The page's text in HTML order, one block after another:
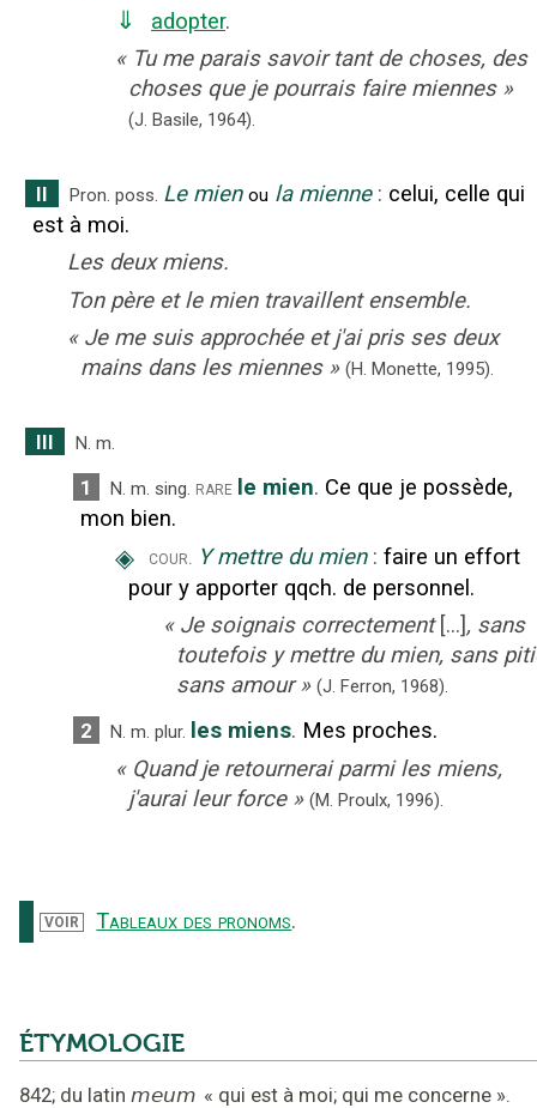
⇓ adopter.
« Tu me parais savoir tant de choses, des
choses que je pourrais faire miennes »
(J. Basile, 1964).
II Pron. poss. Le mien ou la mienne : celui, celle qui
est à moi.
Les deux miens.
Ton père et le mien travaillent ensemble.
« Je me suis approchée et j'ai pris ses deux
mains dans les miennes » (H. Monette, 1995).
III N. m.
1 N. m. sing. rare le mien. Ce que je possède,
mon bien.
◈ cour. Y mettre du mien : faire un effort
pour y apporter qqch. de personnel.
« Je soignais correctement [...], sans
toutefois y mettre du mien, sans
sans amour » (J. Ferron, 1968).
2 N. m. plur. les miens. Mes proches.
« Quand je retournerai parmi les miens,
j'aurai leur force » (M. Proulx, 1996).
VOIR Tableaux des pronoms.
ÉTYMOLOGIE
842; du latin meum « qui est à moi; qui me concerne ».